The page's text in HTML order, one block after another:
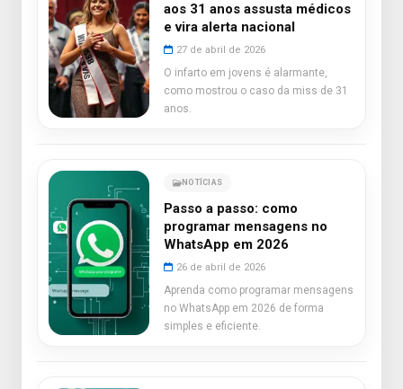
aos 31 anos assusta médicos
e vira alerta nacional
27 de abril de 2026
O infarto em jovens é alarmante,
como mostrou o caso da miss de 31
anos.
NOTÍCIAS
Passo a passo: como
programar mensagens no
WhatsApp em 2026
26 de abril de 2026
Aprenda como programar mensagens
no WhatsApp em 2026 de forma
simples e eficiente.